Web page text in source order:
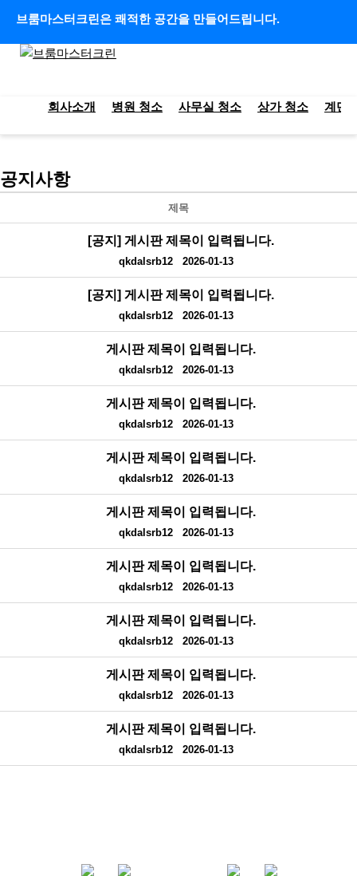
브룸마스터크린은 쾌적한 공간을 만들어드립니다.
회사소개 병원 청소 사무실 청소 상가 청소 계단
공지사항
제목
[공지] 게시판 제목이 입력됩니다.
qkdalsrb12 2026-01-13
[공지] 게시판 제목이 입력됩니다.
qkdalsrb12 2026-01-13
게시판 제목이 입력됩니다.
qkdalsrb12 2026-01-13
게시판 제목이 입력됩니다.
qkdalsrb12 2026-01-13
게시판 제목이 입력됩니다.
qkdalsrb12 2026-01-13
게시판 제목이 입력됩니다.
qkdalsrb12 2026-01-13
게시판 제목이 입력됩니다.
qkdalsrb12 2026-01-13
게시판 제목이 입력됩니다.
qkdalsrb12 2026-01-13
게시판 제목이 입력됩니다.
qkdalsrb12 2026-01-13
게시판 제목이 입력됩니다.
qkdalsrb12 2026-01-13